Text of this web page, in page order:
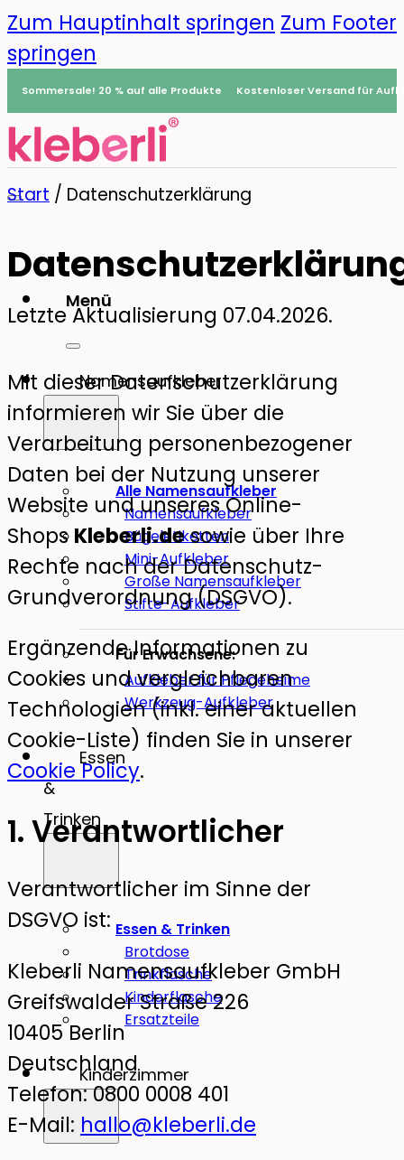
Zum Hauptinhalt springen Zum Footer
springen
Sommersale! 20 % auf alle Produkte Kostenloser Versand für
Menü
Namensaufkleber
Alle Namensaufkleber
Namensaufkleber
Bügeletiketten
Mini-Aufkleber
Große Namensaufkleber
Stifte-Aufkleber
Für Erwachsene:
Aufkleber für Pflegeheime
Werkzeug-Aufkleber
Essen
&
Trinken
Essen & Trinken
Brotdose
Trinkflasche
Kinderflasche
Ersatzteile
Kinderzimmer
Start / Datenschutzerklärung
Letzte Aktualisierung 07.04.2026.
Mit dieser Datenschutzerklärung
informieren wir Sie über die
Verarbeitung personenbezogener
Daten bei der Nutzung unserer
Website und unseres Online-
ShopsKleberli.desowie über Ihre
Rechte nach der Datenschutz-
Grundverordnung (DSGVO).
Ergänzende Informationen zu
Cookies und vergleichbaren
Technologien (inkl. einer aktuellen
Cookie-Liste) finden Sie in unserer
Cookie Policy.
1. Verantwortlicher
Verantwortlicher im Sinne der
DSGVO ist:
Kleberli Namensaufkleber GmbH
Greifswalder Straße 226
10405 Berlin
Deutschland
Telefon: 0800 0008 401
E-Mail: hallo@kleberli.de